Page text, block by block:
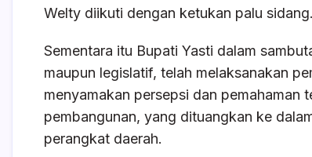
Welty diikuti dengan ketukan palu sidang.
Sementara itu Bupati Yasti dalam
maupun legislatif, telah melaksanakan
menyamakan persepsi dan pemahaman
pembangunan, yang dituangkan ke
perangkat daerah.